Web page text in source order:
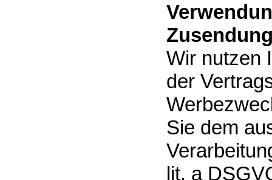
Wir nutzen
der
Sie dem
lit. a